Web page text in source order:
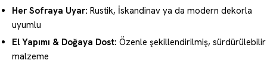
Her Sofraya Uyar: Rustik, İskandinav ya da modern dekorla
uyumlu
El Yapımı & Doğaya Dost: Özenle şekillendirilmiş, sürdürülebilir
malzeme